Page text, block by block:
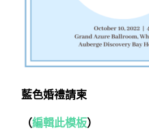
藍色婚禮請柬
（編輯此模板）